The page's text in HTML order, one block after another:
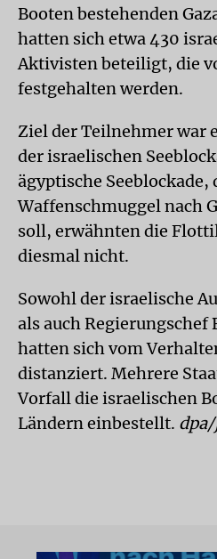
Booten bestehenden
hatten sich etwa 430
Aktivisten beteiligt, die
festgehalten werden.
Ziel der Teilnehmer war
der israelischen
ägyptische Seeblockade,
Waffenschmuggel nach
soll, erwähnten die
diesmal nicht.
Sowohl der israelische
als auch
hatten sich vom
distanziert. Mehrere
Vorfall die israelischen
Ländern einbestellt.